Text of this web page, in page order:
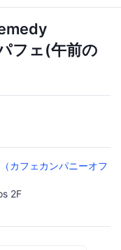
ェ(午前の
カフェカンパニーオフ
2F